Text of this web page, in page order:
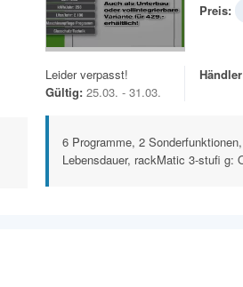
Preis:
Leider verpasst!
Gültig: 25.03. - 31.03.
6 Programme, 2
Lebensdauer, rackMatic 3-stufi g: